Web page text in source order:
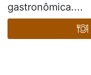
gastronômica....